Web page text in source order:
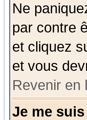
Ne
par contre
et cliquez
et vous
Revenir en
Je me